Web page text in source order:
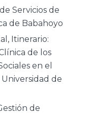
Servicios de
de Babahoyo
Itinerario:
de los
en el
de
de